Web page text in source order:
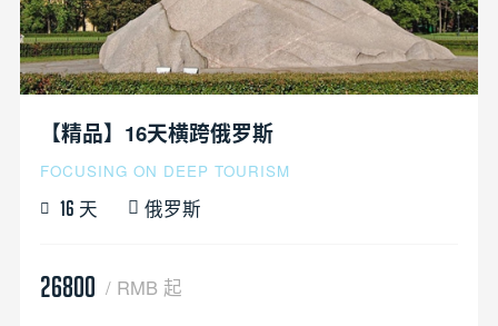
【精品】16天横跨俄罗斯
FOCUSING ON DEEP TOURISM
16 天 俄罗斯
26800 / RMB 起